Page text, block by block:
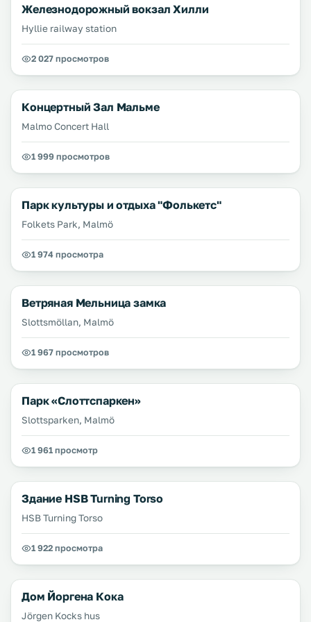
Железнодорожный вокзал Хилли
Hyllie railway station
2 027 просмотров
Концертный Зал Мальме
Malmo Concert Hall
1 999 просмотров
Парк культуры и отдыха "Фолькетс"
Folkets Park, Malmö
1 974 просмотра
Ветряная Мельница замка
Slottsmöllan, Malmö
1 967 просмотров
Парк «Слоттспаркен»
Slottsparken, Malmö
1 961 просмотр
Здание HSB Turning Torso
HSB Turning Torso
1 922 просмотра
Дом Йоргена Кока
Jörgen Kocks hus